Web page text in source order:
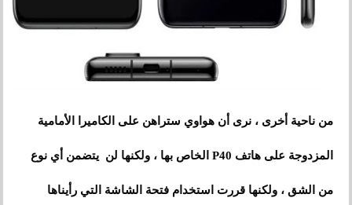
من ناحية أخرى ، نرى أن هواوي ستراهن على الكاميرا الأمامية
المزدوجة على هاتف P40 الخاص بها ، ولكنها لن يتضمن أي نوع
من الشق ، ولكنها قررت استخدام فتحة الشاشة التي رأيناها